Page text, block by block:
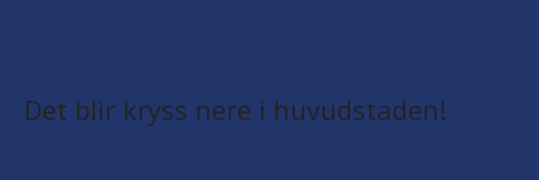
Det blir kryss nere i huvudstaden!